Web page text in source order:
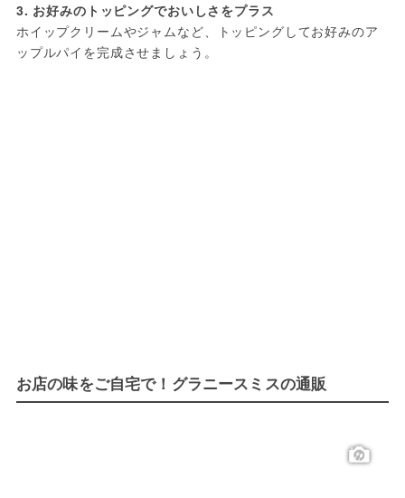
3. お好みのトッピングでおいしさをプラス
ホイップクリームやジャムなど、トッピングしてお好みのア
ップルパイを完成させましょう。
お店の味をご自宅で！グラニースミスの通販